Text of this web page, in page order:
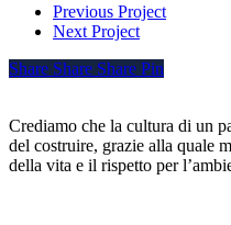
Previous Project
Next Project
Share
Share Share Share Pin
Crediamo che la cultura di un
del costruire, grazie alla quale
della vita e il rispetto per